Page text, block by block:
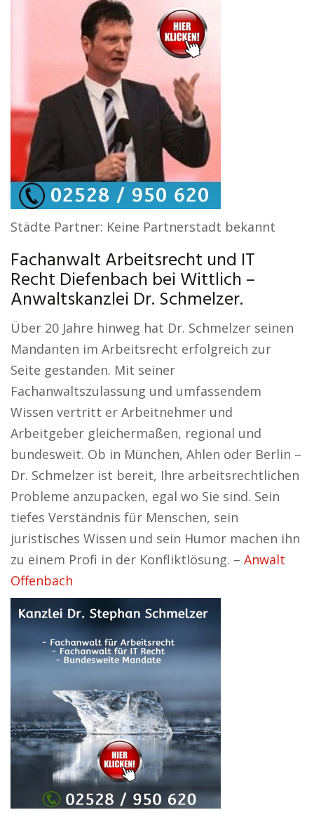
Städte Partner: Keine Partnerstadt bekannt
Fachanwalt Arbeitsrecht und IT
Recht Diefenbach bei Wittlich –
Anwaltskanzlei Dr. Schmelzer.
Über 20 Jahre hinweg hat Dr. Schmelzer seinen
Mandanten im Arbeitsrecht erfolgreich zur
Seite gestanden. Mit seiner
Fachanwaltszulassung und umfassendem
Wissen vertritt er Arbeitnehmer und
Arbeitgeber gleichermaßen, regional und
bundesweit. Ob in München, Ahlen oder Berlin –
Dr. Schmelzer ist bereit, Ihre arbeitsrechtlichen
Probleme anzupacken, egal wo Sie sind. Sein
tiefes Verständnis für Menschen, sein
juristisches Wissen und sein Humor machen ihn
zu einem Profi in der Konfliktlösung. – Anwalt
Offenbach